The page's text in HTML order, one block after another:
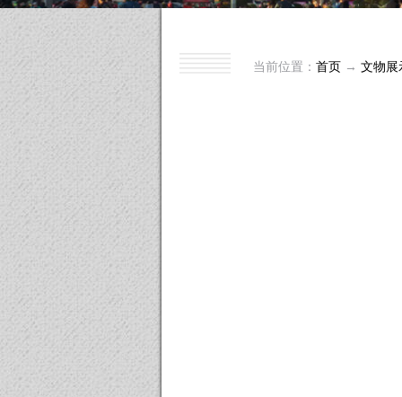
当前位置： 首页 → 文物展